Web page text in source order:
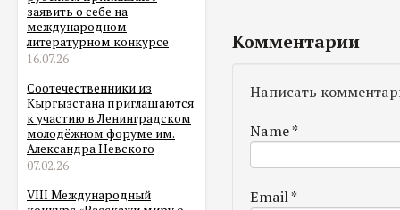
заявить о себе на
международном
литературном конкурсе
16.07.26
Соотечественники из
Кыргызстана приглашаются
к участию в Ленинградском
молодёжном форуме им.
Александра Невского
07.02.26
VIII Международный
Комментарии
Написать
Name*
Email*